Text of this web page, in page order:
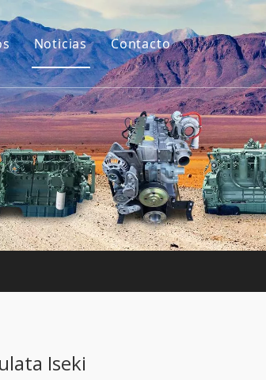
más frecuentes
Noticias Contacto
Iseki